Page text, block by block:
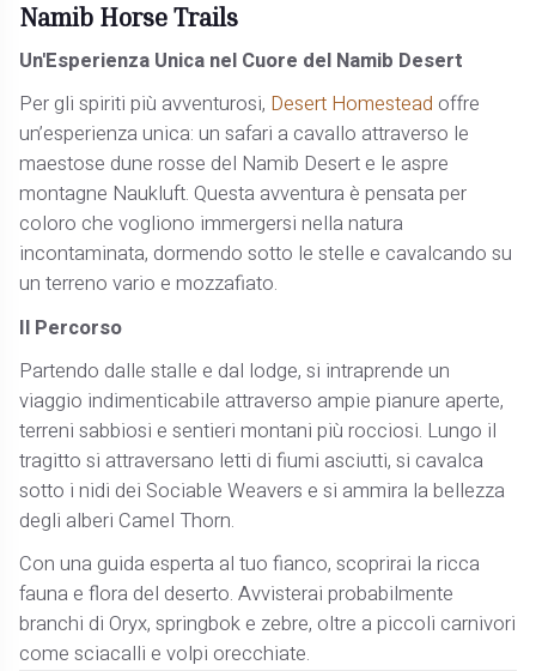
Namib Horse Trails
Un'Esperienza Unica nel Cuore del Namib Desert
Per gli spiriti più avventurosi, Desert Homestead offre
un’esperienza unica: un safari a cavallo attraverso le
maestose dune rosse del Namib Desert e le aspre
montagne Naukluft. Questa avventura è pensata per
coloro che vogliono immergersi nella natura
incontaminata, dormendo sotto le stelle e cavalcando su
un terreno vario e mozzafiato.
Il Percorso
Partendo dalle stalle e dal lodge, si intraprende un
viaggio indimenticabile attraverso ampie pianure aperte,
terreni sabbiosi e sentieri montani più rocciosi. Lungo il
tragitto si attraversano letti di fiumi asciutti, si cavalca
sotto i nidi dei Sociable Weavers e si ammira la bellezza
degli alberi Camel Thorn.
Con una guida esperta al tuo fianco, scoprirai la ricca
fauna e flora del deserto. Avvisterai probabilmente
branchi di Oryx, springbok e zebre, oltre a piccoli carnivori
come sciacalli e volpi orecchiate.